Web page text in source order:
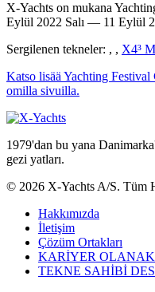
X-Yachts on mukana
Eylül 2022 Salı — 11 Eylül
Sergilenen tekneler: , , X4³
Katso lisää Yachting
omilla sivuilla.
1979'dan bu yana
gezi yatları.
© 2026 X-Yachts A/S. Tüm
Hakkımızda
İletişim
Çözüm Ortakları
KARİYER
TEKNE SAHİBİ